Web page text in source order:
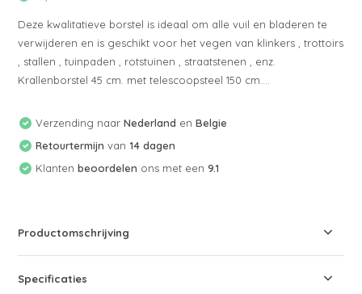
Deze kwalitatieve borstel is ideaal om alle vuil en bladeren te
verwijderen en is geschikt voor het vegen van klinkers , trottoirs
, stallen , tuinpaden , rotstuinen , straatstenen , enz.
Krallenborstel 45 cm. met telescoopsteel 150 cm....
Verzending naarNederland enBelgie
Retourtermijn van 14 dagen
Klantenbeoordelen ons met een9.1
Productomschrijving
Specificaties